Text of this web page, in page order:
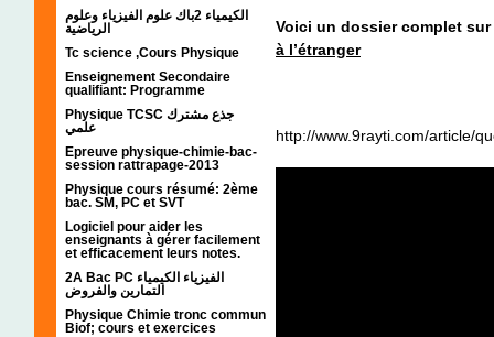
الكيمياء 2باك علوم الفيزياء وعلوم
الرياضية
Tc science ,Cours Physique
Enseignement Secondaire
qualifiant: Programme
Physique TCSC جذع مشترك
علمي
Epreuve physique-chimie-bac-
session rattrapage-2013
Physique cours résumé: 2ème
bac. SM, PC et SVT
Logiciel pour aider les
enseignants à gérer facilement
et efficacement leurs notes.
2A Bac PC الفيزياء الكيمياء
التمارين والفروض
Physique Chimie tronc commun
Biof; cours et exercices
Voici un dossier complet
à l’étranger
http://www.9rayti.com/article/